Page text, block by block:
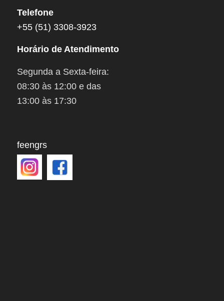
Telefone
+55 (51) 3308-3923
Horário de Atendimento
Segunda a Sexta-feira:
08:30 às 12:00 e das
13:00 às 17:30
feengrs